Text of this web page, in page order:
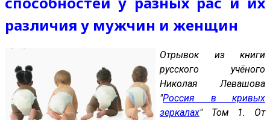
различия у мужчин и женщин
Отрывок из книги
русского учёного
Николая Левашова
"Россия в кривых
зеркалах" Том 1. От